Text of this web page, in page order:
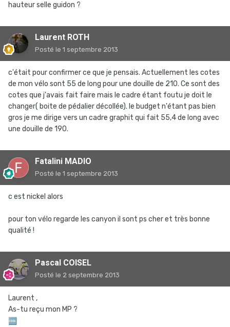
hauteur selle guidon ?
Laurent ROTH
Posté le 1 septembre 2013
c'était pour confirmer ce que je pensais. Actuellement les cotes
de mon vélo sont 55 de long pour une douille de 210. Ce sont des
cotes que j'avais fait faire mais le cadre étant foutu je doit le
changer( boite de pédalier décollée). le budget n'étant pas bien
gros je me dirige vers un cadre graphit qui fait 55,4 de long avec
une douille de 190.
Fatalini MADIO
Posté le 1 septembre 2013
c est nickel alors
pour ton vélo regarde les canyon il sont ps cher et très bonne
qualité !
Pascal COISEL
Posté le 2 septembre 2013
Laurent ,
As-tu reçu mon MP ?
🆒